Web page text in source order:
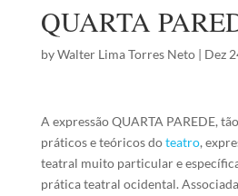
QUARTA
byWalter Lima Torres Neto| Dez
A expressão QUARTA PAREDE,
práticos e teóricos doteatro,
teatral muito particular e
prática teatral ocidental.